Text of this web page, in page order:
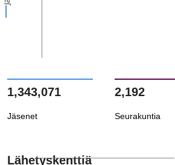
1,343,071
Jäsenet
2,192
Seurakuntia
Lähetyskenttiä